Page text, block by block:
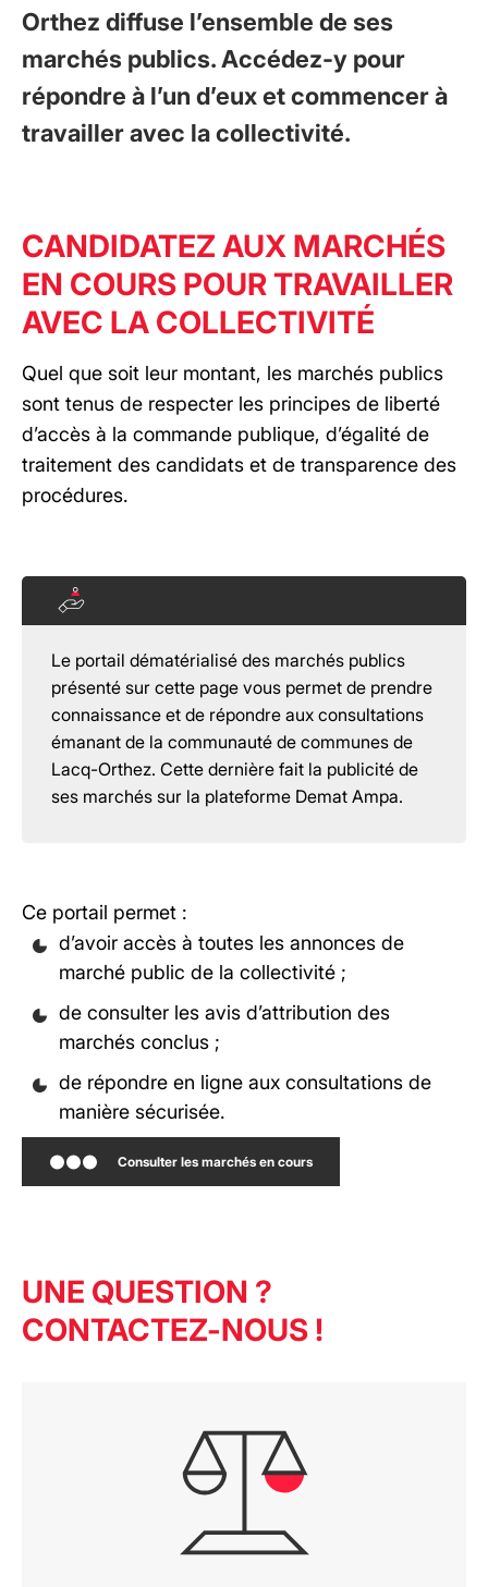
Orthez diffuse l’ensemble de ses
marchés publics. Accédez-y pour
répondre à l’un d’eux et commencer à
travailler avec la collectivité.
CANDIDATEZ AUX MARCHÉS
EN COURS POUR TRAVAILLER
AVEC LA COLLECTIVITÉ
Quel que soit leur montant, les marchés publics
sont tenus de respecter les principes de liberté
d’accès à la commande publique, d’égalité de
traitement des candidats et de transparence des
procédures.
Le portail dématérialisé des marchés publics
présenté sur cette page vous permet de prendre
connaissance et de répondre aux consultations
émanant de la communauté de communes de
Lacq-Orthez. Cette dernière fait la publicité de
ses marchés sur la plateforme Demat Ampa.
Ce portail permet :
d’avoir accès à toutes les annonces de
marché public de la collectivité ;
de consulter les avis d’attribution des
marchés conclus ;
de répondre en ligne aux consultations de
manière sécurisée.
Consulter les marchés en cours
UNE QUESTION ?
CONTACTEZ-NOUS !